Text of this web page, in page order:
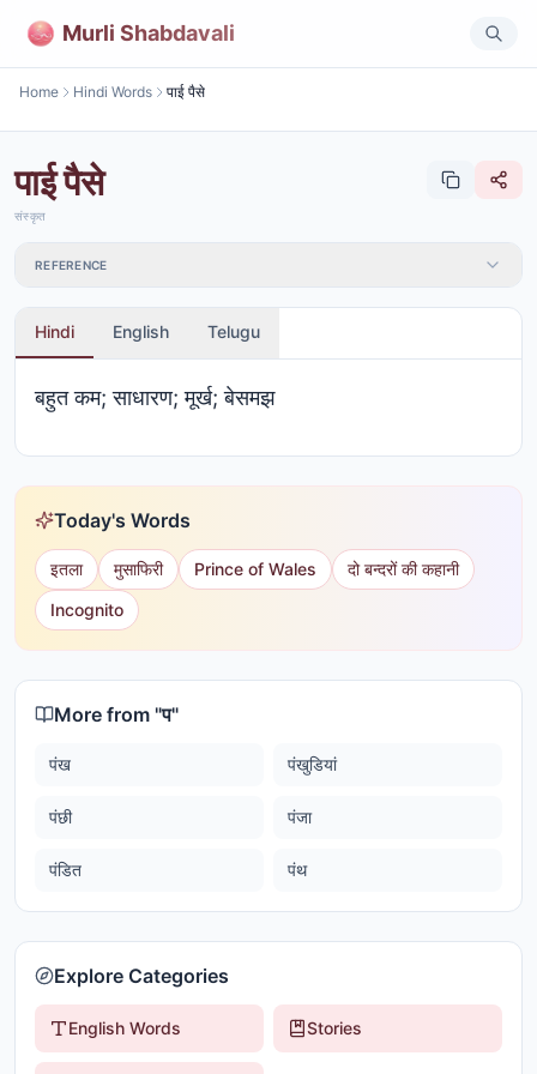
Murli Shabdavali
Home Hindi Words पाई पैसे
पाई पैसे
संस्कृत
REFERENCE
Hindi English Telugu
बहुत कम; साधारण; मूर्ख; बेसमझ
Today's Words
इतला मुसाफिरी Prince of Wales
दो बन्दरों की कहानी
Incognito
More from "प"
पंख पंखुडियां
पंछी पंजा
पंडित पंथ
Explore Categories
English Words Stories